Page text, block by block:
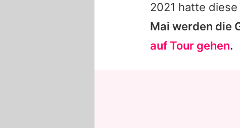
2021 hatte
Mai werden die
auf Tour gehen.